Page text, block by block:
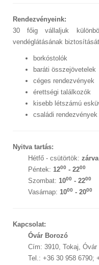
Rendezvényeink:
30 főig vállaljuk
vendéglátásának
borkóstolók
baráti összejövetelek
céges rendezvények
érettségi találkozók
kisebb létszámú
családi rendezvények
Nyitva tartás:
Hétfő - csütörtök: zárva
Péntek: 1200 - 2200
Szombat: 1000 - 2200
Vasárnap: 1000 - 2000
Kapcsolat:
Óvár Borozó
Cím: 3910, Tokaj, Óvár
Tel.: +36 30 958 6790;